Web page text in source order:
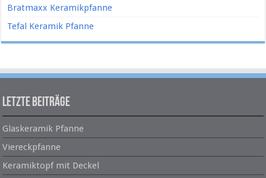
Bratmaxx Keramikpfanne
Tefal Keramik Pfanne
Letzte Beiträge
Glaskeramik Pfanne
Viereckpfanne
Keramiktopf mit Deckel